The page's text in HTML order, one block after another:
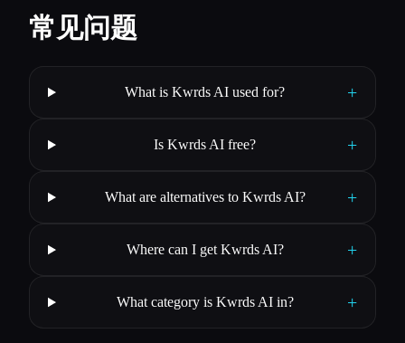
常见问题
What is Kwrds AI used for? +
Is Kwrds AI free? +
What are alternatives to Kwrds AI? +
Where can I get Kwrds AI? +
What category is Kwrds AI in? +